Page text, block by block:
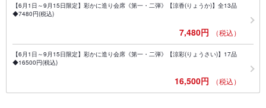
【6月1日～9月15日限定】彩かに造り会席《第一・二弾》【涼香(りょうか)】全13品
◆7480円(税込)
7,480円 （税込）
【6月1日～9月15日限定】彩かに造り会席《第一・二弾》【涼彩(りょうさい)】17品
◆16500円(税込)
16,500円 （税込）